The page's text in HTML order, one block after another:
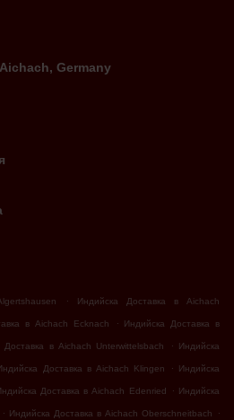
Germany
. Индийска Доставка в Aichach
в Aichach Ecknach . Индийска Доставка в
Доставка в Aichach Unterwittelsbach . Индийска
Доставка в Aichach Klingen . Индийска
Доставка в Aichach Edenried . Индийска
. Индийска Доставка в Aichach Oberschneitbach .